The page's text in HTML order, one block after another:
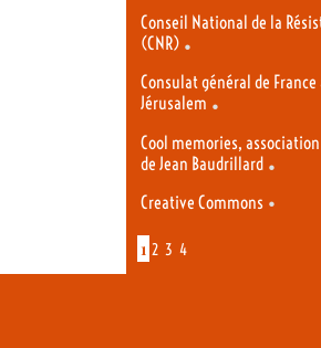
Conseil National de la
(CNR) •
Consulat général de France
Jérusalem •
Cool memories,
de Jean Baudrillard •
Creative Commons •
1 2 3 4